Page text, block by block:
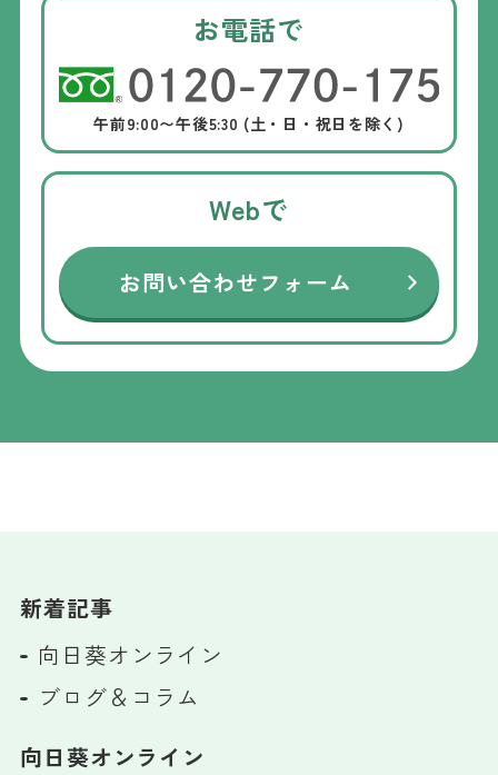
お電話で
午前9:00〜午後5:30 (土・日・祝日を除く)
Webで
お問い合わせフォーム
新着記事
向日葵オンライン
ブログ＆コラム
向日葵オンライン